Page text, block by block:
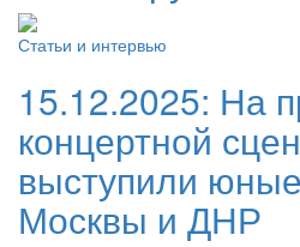
Статьи и интервью
15.12.2025: На
концертной
выступили
Москвы и ДНР